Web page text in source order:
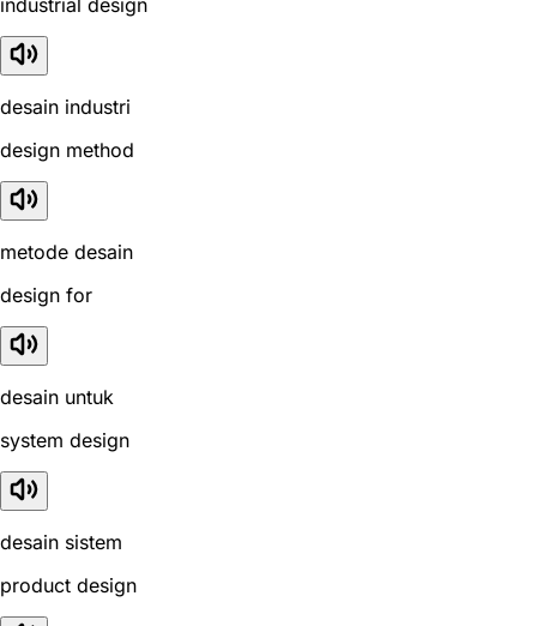
desain industri
design method
metode desain
design for
desain untuk
system design
desain sistem
product design